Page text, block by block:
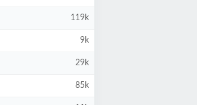
119k
9k
29k
85k